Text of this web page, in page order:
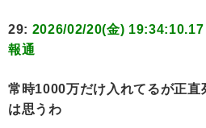
29: 2026/02/20(金)
報通
常時1000万だけ入れてるが正直
は思うわ